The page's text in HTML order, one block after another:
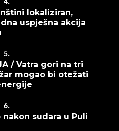
4.
lokaliziran,
uspješna akcija
5.
/ Vatra gori na tri
mogao bi otežati
6.
sudara u Puli